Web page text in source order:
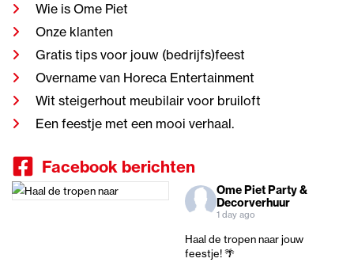
Wie is Ome Piet
Onze klanten
Gratis tips voor jouw (bedrijfs)feest
Overname van Horeca Entertainment
Wit steigerhout meubilair voor bruiloft
Een feestje met een mooi verhaal.
Facebook berichten
Ome Piet Party &
Decorverhuur
1 day ago
Haal de tropen naar jouw
feestje! 🌴